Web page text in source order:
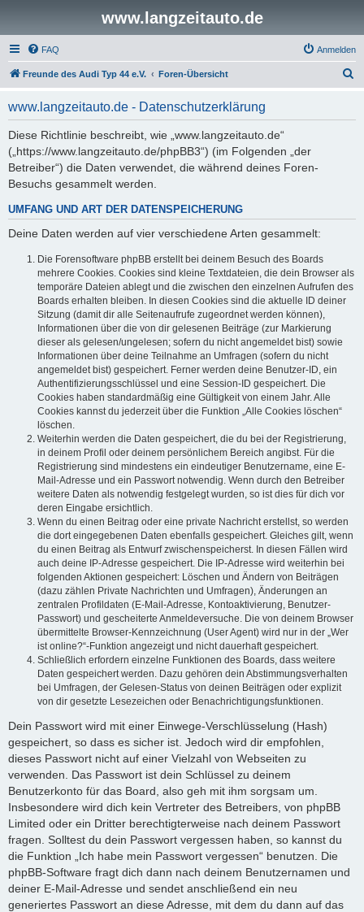
www.langzeitauto.de
FAQ Anmelden
Freunde des Audi Typ 44 e.V. Foren-Übersicht
www.langzeitauto.de - Datenschutzerklärung
Diese Richtlinie beschreibt, wie „www.langzeitauto.de“
(„https://www.langzeitauto.de/phpBB3“) (im Folgenden „der
Betreiber“) die Daten verwendet, die während deines Foren-
Besuchs gesammelt werden.
UMFANG UND ART DER DATENSPEICHERUNG
Deine Daten werden auf vier verschiedene Arten gesammelt:
Die Forensoftware phpBB erstellt bei deinem Besuch des Boards
mehrere Cookies. Cookies sind kleine Textdateien, die dein Browser als
temporäre Dateien ablegt und die zwischen den einzelnen Aufrufen des
Boards erhalten bleiben. In diesen Cookies sind die aktuelle ID deiner
Sitzung (damit dir alle Seitenaufrufe zugeordnet werden können),
Informationen über die von dir gelesenen Beiträge (zur Markierung
dieser als gelesen/ungelesen; sofern du nicht angemeldet bist) sowie
Informationen über deine Teilnahme an Umfragen (sofern du nicht
angemeldet bist) gespeichert. Ferner werden deine Benutzer-ID, ein
Authentifizierungsschlüssel und eine Session-ID gespeichert. Die
Cookies haben standardmäßig eine Gültigkeit von einem Jahr. Alle
Cookies kannst du jederzeit über die Funktion „Alle Cookies löschen“
löschen.
Weiterhin werden die Daten gespeichert, die du bei der Registrierung,
in deinem Profil oder deinem persönlichem Bereich angibst. Für die
Registrierung sind mindestens ein eindeutiger Benutzername, eine E-
Mail-Adresse und ein Passwort notwendig. Wenn durch den Betreiber
weitere Daten als notwendig festgelegt wurden, so ist dies für dich vor
deren Eingabe ersichtlich.
Wenn du einen Beitrag oder eine private Nachricht erstellst, so werden
die dort eingegebenen Daten ebenfalls gespeichert. Gleiches gilt, wenn
du einen Beitrag als Entwurf zwischenspeicherst. In diesen Fällen wird
auch deine IP-Adresse gespeichert. Die IP-Adresse wird weiterhin bei
folgenden Aktionen gespeichert: Löschen und Ändern von Beiträgen
(dazu zählen Private Nachrichten und Umfragen), Änderungen an
zentralen Profildaten (E-Mail-Adresse, Kontoaktivierung, Benutzer-
Passwort) und gescheiterte Anmeldeversuche. Die von deinem Browser
übermittelte Browser-Kennzeichnung (User Agent) wird nur in der „Wer
ist online?“-Funktion angezeigt und nicht dauerhaft gespeichert.
Schließlich erfordern einzelne Funktionen des Boards, dass weitere
Daten gespeichert werden. Dazu gehören dein Abstimmungsverhalten
bei Umfragen, der Gelesen-Status von deinen Beiträgen oder explizit
von dir gesetzte Lesezeichen oder Benachrichtigungsfunktionen.
Dein Passwort wird mit einer Einwege-Verschlüsselung (Hash)
gespeichert, so dass es sicher ist. Jedoch wird dir empfohlen,
dieses Passwort nicht auf einer Vielzahl von Webseiten zu
verwenden. Das Passwort ist dein Schlüssel zu deinem
Benutzerkonto für das Board, also geh mit ihm sorgsam um.
Insbesondere wird dich kein Vertreter des Betreibers, von phpBB
Limited oder ein Dritter berechtigterweise nach deinem Passwort
fragen. Solltest du dein Passwort vergessen haben, so kannst du
die Funktion „Ich habe mein Passwort vergessen“ benutzen. Die
phpBB-Software fragt dich dann nach deinem Benutzernamen und
deiner E-Mail-Adresse und sendet anschließend ein neu
generiertes Passwort an diese Adresse, mit dem du dann auf das